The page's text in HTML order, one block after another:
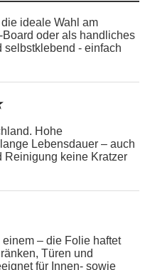
ideale Wahl am
oder als handliches
selbstklebend - einfach
Hohe
Lebensdauer – auch
Reinigung keine Kratzer
– die Folie haftet
Türen und
für Innen- sowie